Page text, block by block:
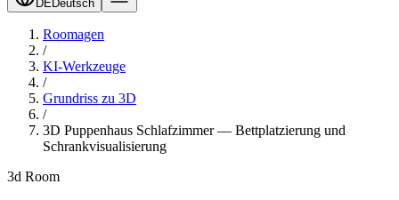
DEDeutsch
Roomagen
/
KI-Werkzeuge
/
Grundriss zu 3D
/
3D Puppenhaus Schlafzimmer — Bettplatzierung und
Schrankvisualisierung
3d Room